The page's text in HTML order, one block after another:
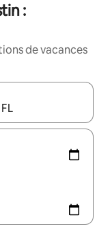
:
de vacances
les en utilisant